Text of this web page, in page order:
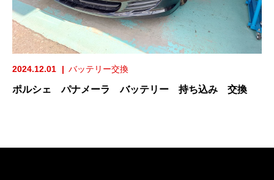
2024.12.01 バッテリー交換
ポルシェ パナメーラ バッテリー 持ち込み 交換